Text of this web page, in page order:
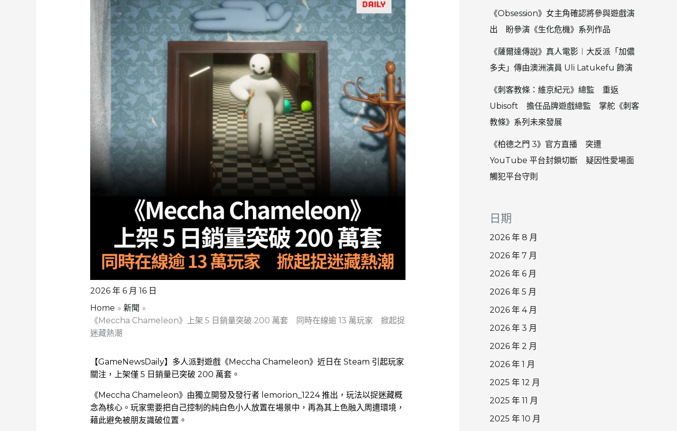
2026 年 6 月 16 日
Home
新聞
《Meccha Chameleon》上架 5 日銷量突破 200 萬套 同時在線逾 13 萬玩家 掀起捉
迷藏熱潮
【GameNewsDaily】多人派對遊戲《Meccha Chameleon》近日在 Steam 引起玩家
關注，上架僅 5 日銷量已突破 200 萬套。
《Meccha Chameleon》由獨立開發及發行者 lemorion_1224 推出，玩法以捉迷藏概
念為核心。玩家需要把自己控制的純白色小人放置在場景中，再為其上色融入周遭環境，
藉此避免被朋友識破位置。
《Obsession》女主角確認將參與遊戲演
出 盼參演《生化危機》系列作品
《薩爾達傳說》真人電影︱大反派「加儂
多夫」傳由澳洲演員 Uli Latukefu 飾演
《刺客教條：維京紀元》總監 重返
Ubisoft 擔任品牌遊戲總監 掌舵《刺客
教條》系列未來發展
《柏德之門 3》官方直播 突遭
YouTube 平台封鎖切斷 疑因性愛場面
觸犯平台守則
日期
2026 年 8 月
2026 年 7 月
2026 年 6 月
2026 年 5 月
2026 年 4 月
2026 年 3 月
2026 年 2 月
2026 年 1 月
2025 年 12 月
2025 年 11 月
2025 年 10 月